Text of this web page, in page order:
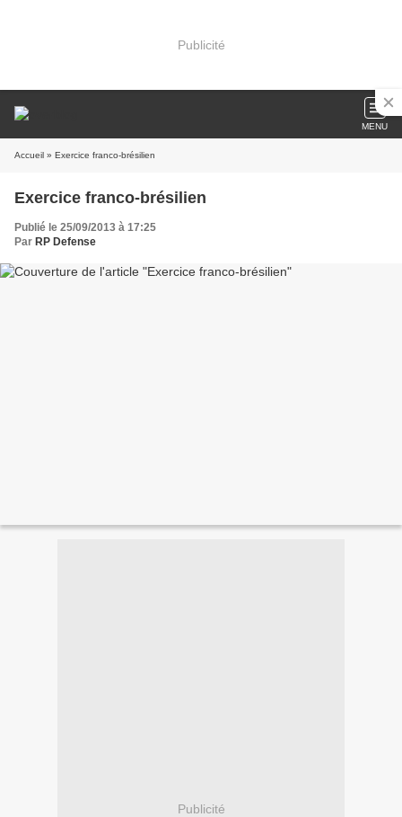
Publicité
MENU
Accueil » Exercice franco-brésilien
Exercice franco-brésilien
Publié le 25/09/2013 à 17:25
Par RP Defense
Publicité